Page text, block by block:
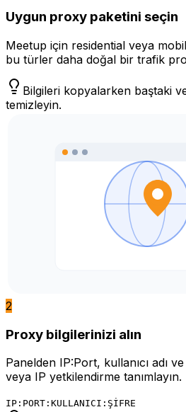
Uygun proxy paketini seçin
Meetup için residential veya
bu türler daha doğal bir trafik
Bilgileri kopyalarken baştaki
temizleyin.
2
Proxy bilgilerinizi alın
Panelden IP:Port, kullanıcı adı
veya IP yetkilendirme tanımlayın.
IP:PORT:KULLANICI:ŞİFRE